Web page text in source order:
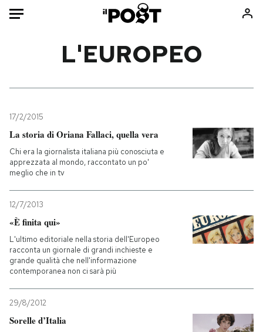
Mondo
Politica
Tecnologia
Internet
Cultura
Economia
Sport
Consumismi
Storie/Idee
Mondiali calcio 2026
PODCAST
NEWSLETTER
L'EUROPEO
17/2/2015
La storia di Oriana Fallaci, quella vera
Chi era la giornalista italiana più conosciuta e
apprezzata al mondo, raccontato un po'
meglio che in tv
12/7/2013
«È finita qui»
L'ultimo editoriale nella storia dell'Europeo
racconta un giornale di grandi inchieste e
grande qualità che nell'informazione
contemporanea non ci sarà più
29/8/2012
Sorelle d’Italia